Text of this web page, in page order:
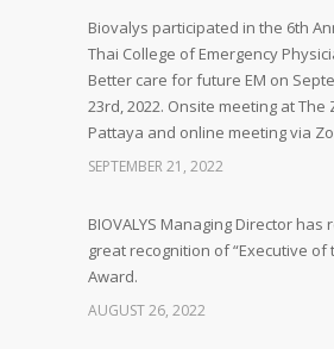
Biovalys participated in the 6th
Thai College of Emergency
Better care for future EM on
23rd, 2022. Onsite meeting at The
Pattaya and online meeting via
SEPTEMBER 21, 2022
BIOVALYS Managing Director has
great recognition of “Executive of
Award.
AUGUST 26, 2022